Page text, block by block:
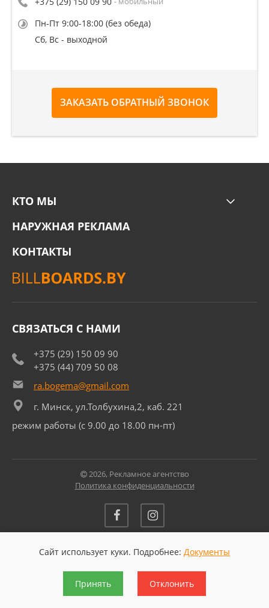
Пн-Пт 9:00-18:00 (без обеда)
Сб, Вс - выходной
ЗАКАЗАТЬ ОБРАТНЫЙ ЗВОНОК
КТО МЫ
НАРУЖНАЯ РЕКЛАМА
КОНТАКТЫ
СВЯЗАТЬСЯ С НАМИ
+375 (29) 150 09 90
+375 (44) 709 50 08
ra.bogema@gmail.com
г. Минск, ул.Толбухина,2, каб. 221
режим работы (с 9.00 до 18.00 пн-пт)
2026, Рекламное агентство
Политика конфиденциальности
Разработано в BATALINE
Разработка и продвижение сайта:
Сайт использует куки. Подробнее: Документы
Принять Отклонить